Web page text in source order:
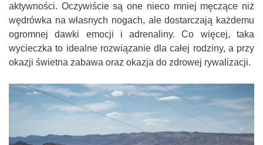
aktywności. Oczywiście są one nieco mniej męczące niż
wędrówka na własnych nogach, ale dostarczają każdemu
ogromnej dawki emocji i adrenaliny. Co więcej, taka
wycieczka to idealne rozwiązanie dla całej rodziny, a przy
okazji świetna zabawa oraz okazja do zdrowej rywalizacji.